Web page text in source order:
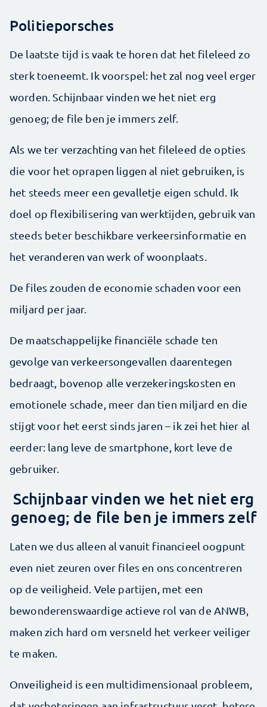
Politieporsches
De laatste tijd is vaak te horen dat het fileleed zo
sterk toeneemt. Ik voorspel: het zal nog veel erger
worden. Schijnbaar vinden we het niet erg
genoeg; de file ben je immers zelf.
Als we ter verzachting van het fileleed de opties
die voor het oprapen liggen al niet gebruiken, is
het steeds meer een gevalletje eigen schuld. Ik
doel op flexibilisering van werktijden, gebruik van
steeds beter beschikbare verkeersinformatie en
het veranderen van werk of woonplaats.
De files zouden de economie schaden voor een
miljard per jaar.
De maatschappelijke financiële schade ten
gevolge van verkeersongevallen daarentegen
bedraagt, bovenop alle verzekeringskosten en
emotionele schade, meer dan tien miljard en die
stijgt voor het eerst sinds jaren – ik zei het hier al
eerder: lang leve de smartphone, kort leve de
gebruiker.
Schijnbaar vinden we het niet erg
genoeg; de file ben je immers zelf
Laten we dus alleen al vanuit financieel oogpunt
even niet zeuren over files en ons concentreren
op de veiligheid. Vele partijen, met een
bewonderenswaardige actieve rol van de ANWB,
maken zich hard om versneld het verkeer veiliger
te maken.
Onveiligheid is een multidimensionaal probleem,